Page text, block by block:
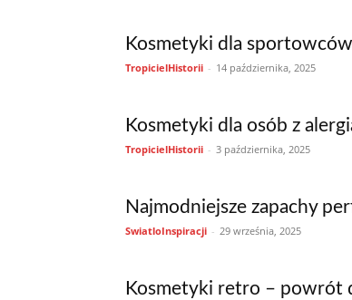
Kosmetyki dla
TropicielHistorii - 14 października, 2025
Kosmetyki dla osób z
TropicielHistorii - 3 października, 2025
Najmodniejsze zapachy
SwiatloInspiracji - 29 września, 2025
Kosmetyki retro – powrót